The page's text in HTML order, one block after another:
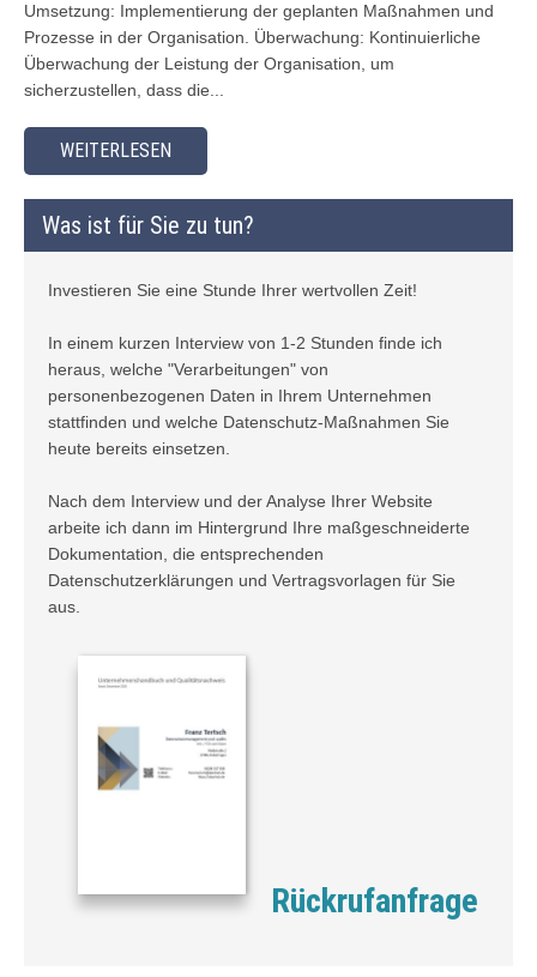
Umsetzung: Implementierung der geplanten Maßnahmen und
Prozesse in der Organisation. Überwachung: Kontinuierliche
Überwachung der Leistung der Organisation, um
sicherzustellen, dass die...
WEITERLESEN
Was ist für Sie zu tun?
Investieren Sie eine Stunde Ihrer wertvollen Zeit!
In einem kurzen Interview von 1-2 Stunden finde ich
heraus, welche "Verarbeitungen" von
personenbezogenen Daten in Ihrem Unternehmen
stattfinden und welche Datenschutz-Maßnahmen Sie
heute bereits einsetzen.
Nach dem Interview und der Analyse Ihrer Website
arbeite ich dann im Hintergrund Ihre maßgeschneiderte
Dokumentation, die entsprechenden
Datenschutzerklärungen und Vertragsvorlagen für Sie
aus.
Rückrufanfrage